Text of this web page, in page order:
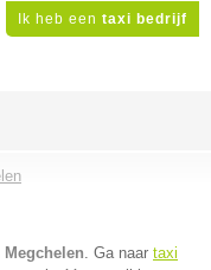
Ik heb een taxi bedrijf
. Ga naar taxi